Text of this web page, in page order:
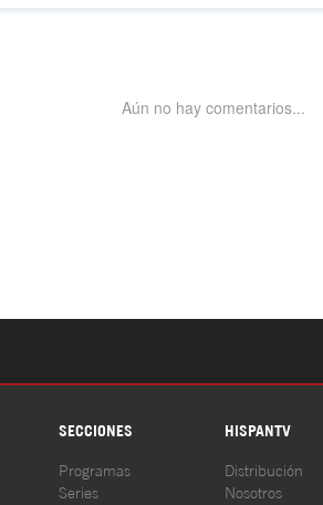
SECCIONES HISPANTV
Programas
Series
Distribución
Nosotros